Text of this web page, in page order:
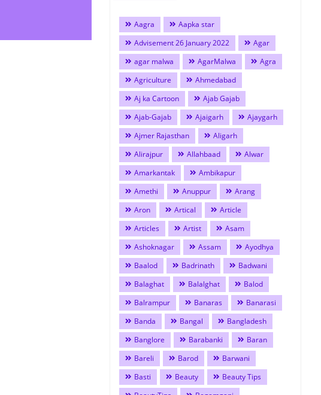
Aagra
Aapka star
Advisement 26 January 2022
Agar
agar malwa
AgarMalwa
Agra
Agriculture
Ahmedabad
Aj ka Cartoon
Ajab Gajab
Ajab-Gajab
Ajaigarh
Ajaygarh
Ajmer Rajasthan
Aligarh
Alirajpur
Allahbaad
Alwar
Amarkantak
Ambikapur
Amethi
Anuppur
Arang
Aron
Artical
Article
Articles
Artist
Asam
Ashoknagar
Assam
Ayodhya
Baalod
Badrinath
Badwani
Balaghat
Balalghat
Balod
Balrampur
Banaras
Banarasi
Banda
Bangal
Bangladesh
Banglore
Barabanki
Baran
Bareli
Barod
Barwani
Basti
Beauty
Beauty Tips